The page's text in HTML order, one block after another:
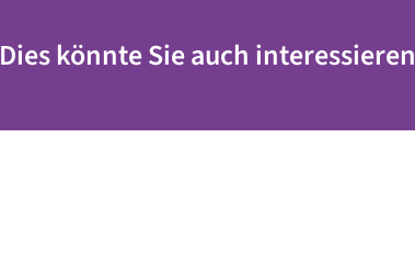
Dies könnte Sie auch interessieren